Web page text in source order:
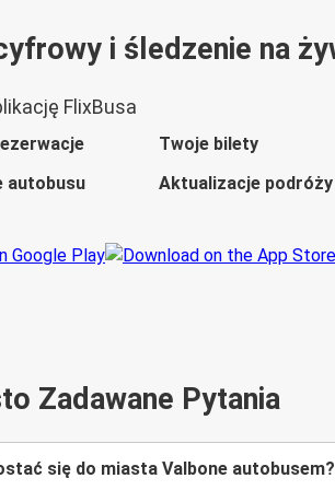
i śledzenie na
FlixBusa
Twoje bilety
autobusu
Aktualizacje podróży
Zadawane Pytania
się do miasta Valbone autobusem?